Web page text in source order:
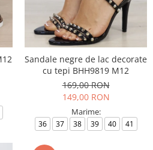
Sandale negre de lac decorate
cu tepi BHH9819 M12
169,00 RON
149,00 RON
Marime:
36 37 38 39 40 41